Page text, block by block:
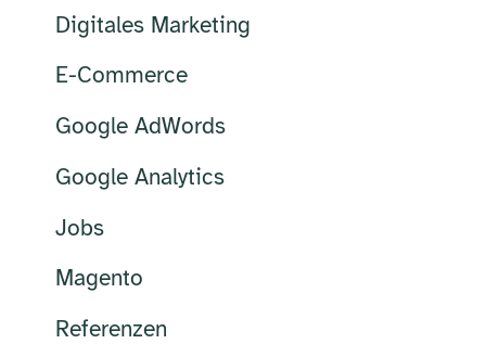
Digitales Marketing
E-Commerce
Google AdWords
Google Analytics
Jobs
Magento
Referenzen